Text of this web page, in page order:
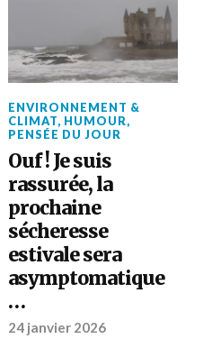
ENVIRONNEMENT &
CLIMAT, HUMOUR,
PENSÉE DU JOUR
Ouf ! Je suis
rassurée, la
prochaine
sécheresse
estivale sera
asymptomatique
…
24 janvier 2026